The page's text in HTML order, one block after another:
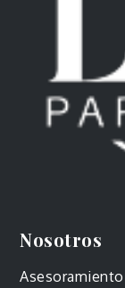
Nosotros